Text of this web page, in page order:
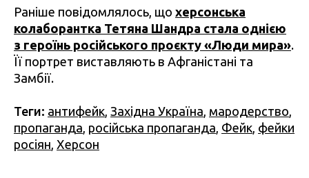
Раніше повідомлялось, що херсонська
колаборантка Тетяна Шандра стала однією
з героїнь російського проєкту «Люди мира».
Її портрет виставляють в Афганістані та
Замбії.
Теги: антифейк Західна Україна мародерство
пропаганда російська пропаганда Фейк фейки
росіян Херсон